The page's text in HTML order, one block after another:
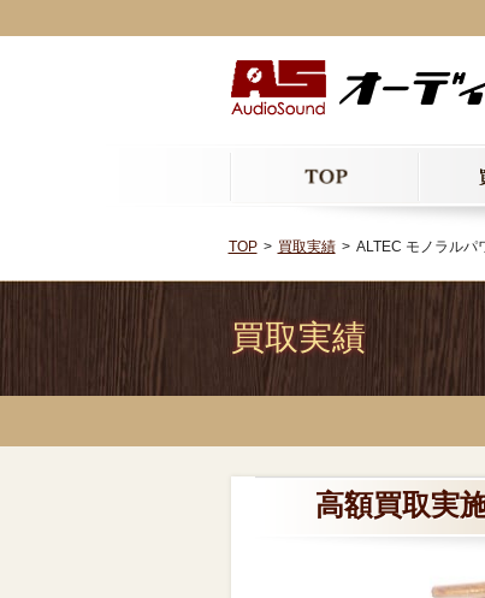
TOP 買取実績 ALTEC モノラルパ
買取実績
高額買取実